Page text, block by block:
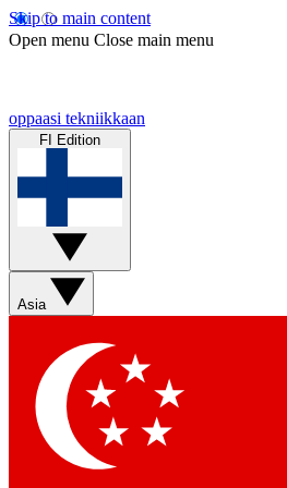
Skip to main content
Open menu Close main menu
oppaasi tekniikkaan
FI Edition
Asia